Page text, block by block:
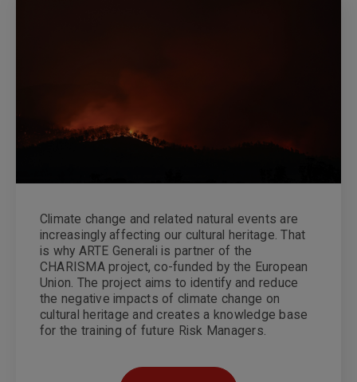
Climate change and related natural events are
increasingly affecting our cultural heritage. That
is why ARTE Generali is partner of the
CHARISMA project, co-funded by the European
Union. The project aims to identify and reduce
the negative impacts of climate change on
cultural heritage and creates a knowledge base
for the training of future Risk Managers.